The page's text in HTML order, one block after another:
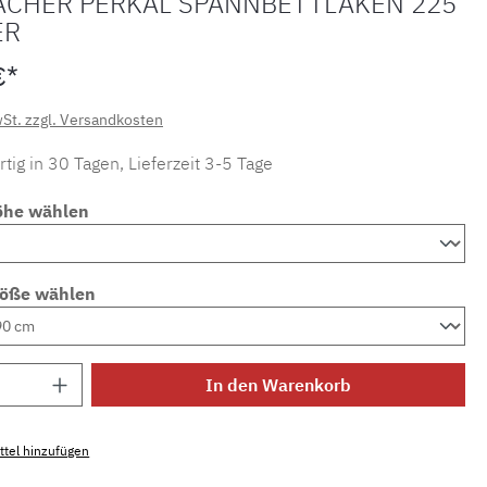
zzgl. Versandkosten
in 30 Tagen, Lieferzeit 3-5 Tage
wählen
wählen
Anzahl: Gib den gewünschten Wert ein
In den Warenkorb
hinzufügen